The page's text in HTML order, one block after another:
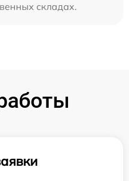
складах.